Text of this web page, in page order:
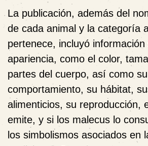
La publicación, además del
de cada animal y la categoría
pertenece, incluyó información
apariencia, como el color,
partes del cuerpo, así como su
comportamiento, su hábitat,
alimenticios, su reproducción,
emite, y si los malecus lo
los simbolismos asociados en